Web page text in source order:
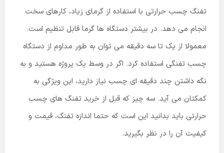
تفنگ چسب حرارتی با استفاده از گرمای زیاد، کارهای سخت
انجام می دهد. در بیشتر دستگاه ها گرما قابل تنظیم است.
معمولا از یک تا سه دقیقه می توان به طور مداوم از دستگاه
چسب تفنگی استفاده کرد. اگر در وسط یک پروژه هستید و به
نگه داشتن چند دقیقه ای چسب نیاز دارید، این ویژگی به
کمکتان می آید. سه چیز که قبل از خرید تفنگ های چسب
حرارتی باید بدانید این است که حتما اندازه تفنگ، قیمت و
کیفیت آن را در نظر بگیرید.